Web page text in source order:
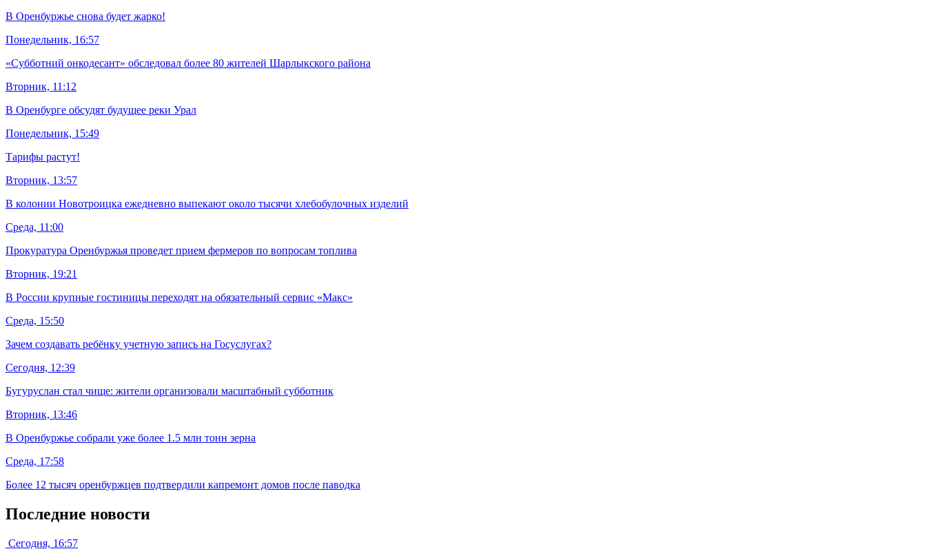
В Оренбуржье снова будет жарко!
Понедельник, 16:57
«Субботний онкодесант» обследовал более 80 жителей Шарлыкского района
Вторник, 11:12
В Оренбурге обсудят будущее реки Урал
Понедельник, 15:49
Тарифы растут!
Вторник, 13:57
В колонии Новотроицка ежедневно выпекают около тысячи хлебобулочных изделий
Среда, 11:00
Прокуратура Оренбуржья проведет прием фермеров по вопросам топлива
Вторник, 19:21
В России крупные гостиницы переходят на обязательный сервис «Макс»
Среда, 15:50
Зачем создавать ребёнку учетную запись на Госуслугах?
Сегодня, 12:39
Бугуруслан стал чище: жители организовали масштабный субботник
Вторник, 13:46
В Оренбуржье собрали уже более 1.5 млн тонн зерна
Среда, 17:58
Более 12 тысяч оренбуржцев подтвердили капремонт домов после паводка
Последние новости
Сегодня, 16:57